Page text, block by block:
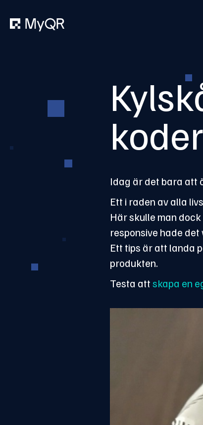
koder
Idag är det bara att
Ett i raden av alla
Här skulle man
responsive hade
Ett tips är att landa
produkten.
Testa attskapa en